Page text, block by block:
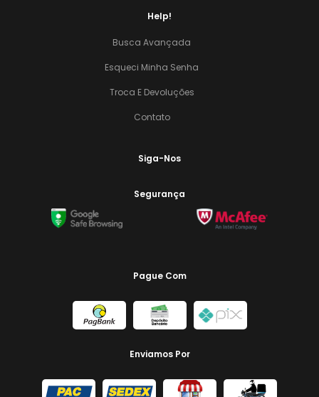
Help!
Busca Avançada
Esqueci Minha Senha
Troca E Devoluções
Contato
Siga-Nos
Segurança
Pague Com
Enviamos Por